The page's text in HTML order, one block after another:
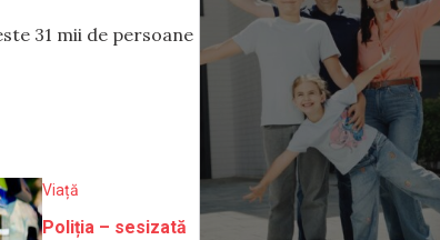
31 mii de persoane
Viață
Poliția – sesizată